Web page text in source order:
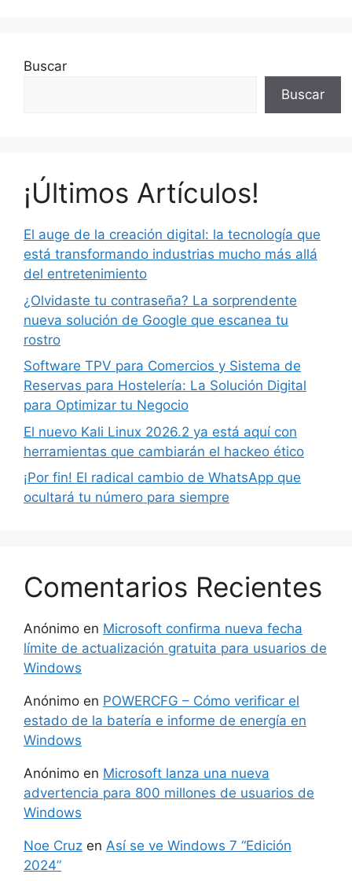
Buscar
Buscar
¡Últimos Artículos!
El auge de la creación digital: la tecnología que
está transformando industrias mucho más allá
del entretenimiento
¿Olvidaste tu contraseña? La sorprendente
nueva solución de Google que escanea tu
rostro
Software TPV para Comercios y Sistema de
Reservas para Hostelería: La Solución Digital
para Optimizar tu Negocio
El nuevo Kali Linux 2026.2 ya está aquí con
herramientas que cambiarán el hackeo ético
¡Por fin! El radical cambio de WhatsApp que
ocultará tu número para siempre
Comentarios Recientes
Anónimo en Microsoft confirma nueva fecha
límite de actualización gratuita para usuarios de
Windows
Anónimo en POWERCFG – Cómo verificar el
estado de la batería e informe de energía en
Windows
Anónimo en Microsoft lanza una nueva
advertencia para 800 millones de usuarios de
Windows
Noe Cruz en Así se ve Windows 7 “Edición
2024”